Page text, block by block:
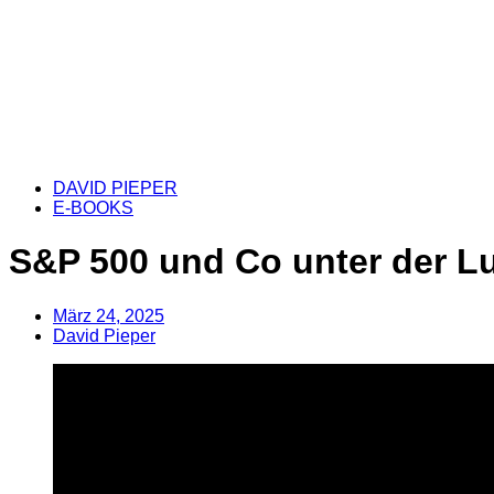
DAVID PIEPER
E-BOOKS
S&P 500 und Co unter der
März 24, 2025
David Pieper